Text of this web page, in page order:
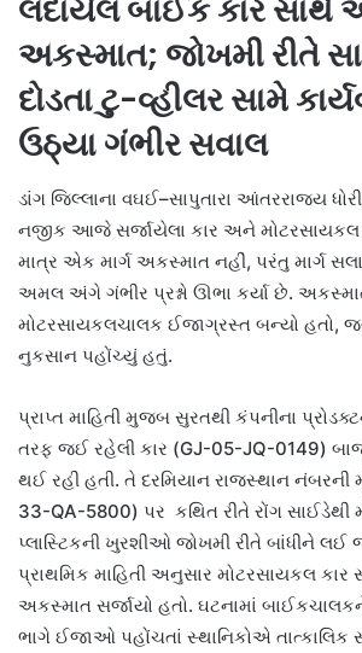
લદાયેલ બાઈક કાર સાથે
અકસ્માત; જોખમી રીતે
દોડતા ટુ-વ્હીલર સામે
ઉઠ્યા ગંભીર સવાલ
ડાંગ જિલ્લાના વઘઈ–સાપુતારા આંતરરાજ્ય
નજીક આજે સર્જાયેલા કાર અને
માત્ર એક માર્ગ અકસ્માત નહીં, પરંતુ માર્ગ
અમલ અંગે ગંભીર પ્રશ્નો ઊભા કર્યા છે.
મોટરસાયકલચાલક ઈજાગ્રસ્ત બન્યો હતો,
નુકસાન પહોંચ્યું હતું.
પ્રાપ્ત માહિતી મુજબ સુરતથી કંપનીના
તરફ જઈ રહેલી કાર (GJ-05-JQ-0149)
થઈ રહી હતી. તે દરમિયાન રાજસ્થાન નંબરની
33-QA-5800) પર કથિત રીતે રોંગ સાઈડેથી
પ્લાસ્ટિકની ખુરશીઓ જોખમી રીતે બાંધીને લઈ
પ્રાથમિક માહિતી અનુસાર મોટરસાયકલ કાર
અકસ્માત સર્જાયો હતો. ઘટનામાં
ભાગે ઈજાઓ પહોંચતાં સ્થાનિકોએ તાત્કાલિક